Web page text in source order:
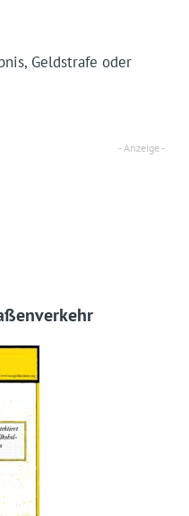
Geld­strafe oder